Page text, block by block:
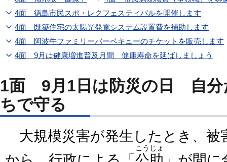
4面 徳島市民スポ・レクフェスティバルを開催します
4面 既築住宅の太陽光発電システム設置費を補助します
4面 阿波牛ファミリーバーベキューのチケットを販売します
4面 9月は健康増進普及月間 健康寿命を延ばしましょう
1面 9月1日は防災の日 自分
ちで守る
大規模災害が発生したとき、被
こうじょ